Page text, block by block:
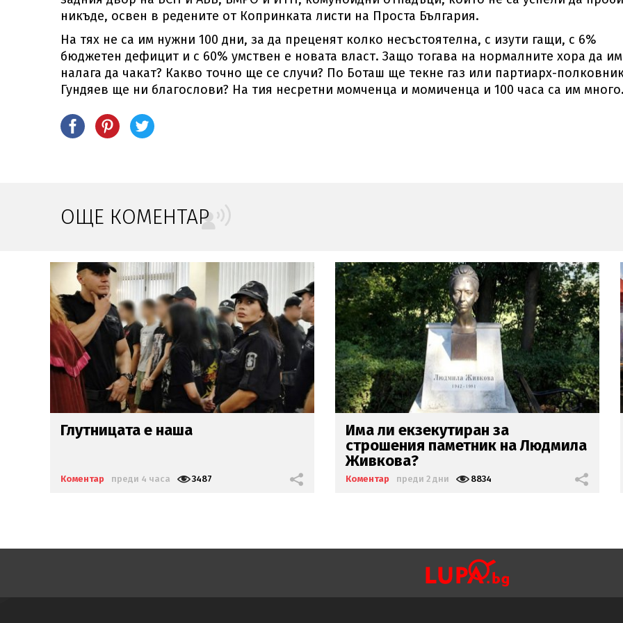
никъде, освен в редените от Копринката листи на Проста България.
На тях не са им нужни 100 дни, за да преценят колко несъстоятелна, с изути гащи, с 6%
бюджетен дефицит и с 60% умствен е новата власт. Защо тогава на нормалните хора да
налага да чакат? Какво точно ще се случи? По Боташ ще текне газ или партиарх-
Гундяев ще ни благослови? На тия несретни момченца и момиченца и 100 часа са им много.
ОЩЕ КОМЕНТАР
Има ли екзекутиран за
строшения паметник на Людмила
Коментар преди 2 дни 8834
Седмицата:Hell's Kitchen-ът у
лево! Сезон “Ошамарването на
кебапчетата”
Коментар преди 4 дни 10840